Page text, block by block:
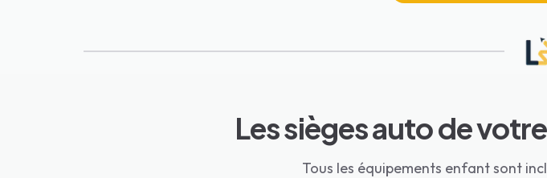
Les sièges auto de
Tous les équipements enfant sont